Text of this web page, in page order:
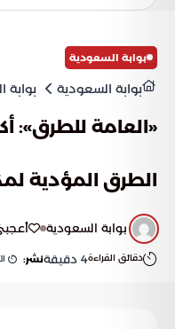
بوابة السعودية
بوابة السعودية بوابة
الطرق المؤدية
بوابة السعودية
دقائق القراءة4 دقيقةنشر: